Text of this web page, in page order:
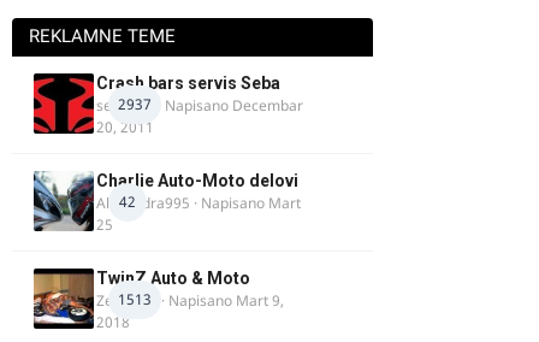
REKLAMNE TEME
2937
Crash bars servis Seba
seba011 · Napisano Decembar
20, 2011
42
Charlie Auto-Moto delovi
Alexandra995 · Napisano Mart
25
1513
TwinZ Auto & Moto
Zeljkamp · Napisano Mart 9,
2018